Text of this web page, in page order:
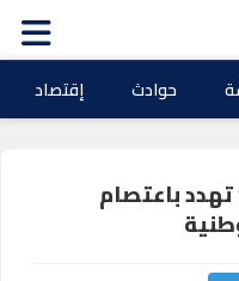
حوادث إقتصاد
تهدد باعتصام